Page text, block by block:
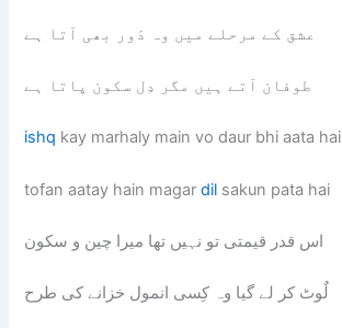
عشق کے مرحلے میں وہ دَور بھی آتا ہے
طوفان آتے ہیں مگر دِل سکون پاتا ہے
ishq kay marhaly main vo daur bhi aata hai
tofan aatay hain magardil sakun pata hai
اس قدر قیمتی تو نہیں تھا میرا چین و سکون
لٌوٹ کر لے گیا وہ کِسی انمول خزانے کی طرح